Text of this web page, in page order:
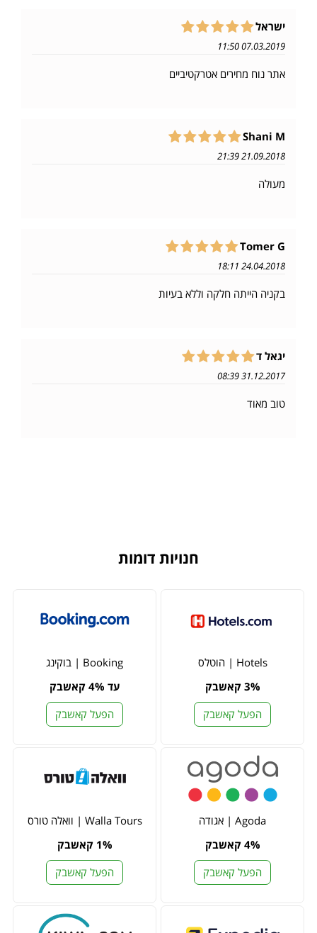
ישראל
07.03.2019 11:50
אתר נוח מחירים אטרקטיביים
Shani M
21.09.2018 21:39
מעולה
Tomer G
24.04.2018 18:11
בקניה הייתה חלקה וללא בעיות
יגאל ד
31.12.2017 08:39
טוב מאוד
חנויות דומות
Hotels | הוטלס
3% קאשבק
הפעל קאשבק
Booking | בוקינג
עד 4% קאשבק
הפעל קאשבק
Agoda | אגודה
4% קאשבק
הפעל קאשבק
Walla Tours | וואלה טורס
1% קאשבק
הפעל קאשבק